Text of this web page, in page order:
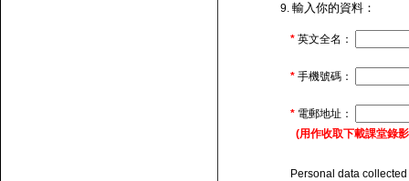
輸入你的資料：
* 英文全名：
* 手機號碼：
* 電郵地址：
(用作收取下載課堂錄
Personal data